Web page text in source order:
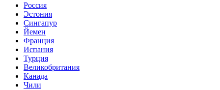
Россия
Эстония
Сингапур
Йемен
Франция
Испания
Турция
Великобритания
Канада
Чили